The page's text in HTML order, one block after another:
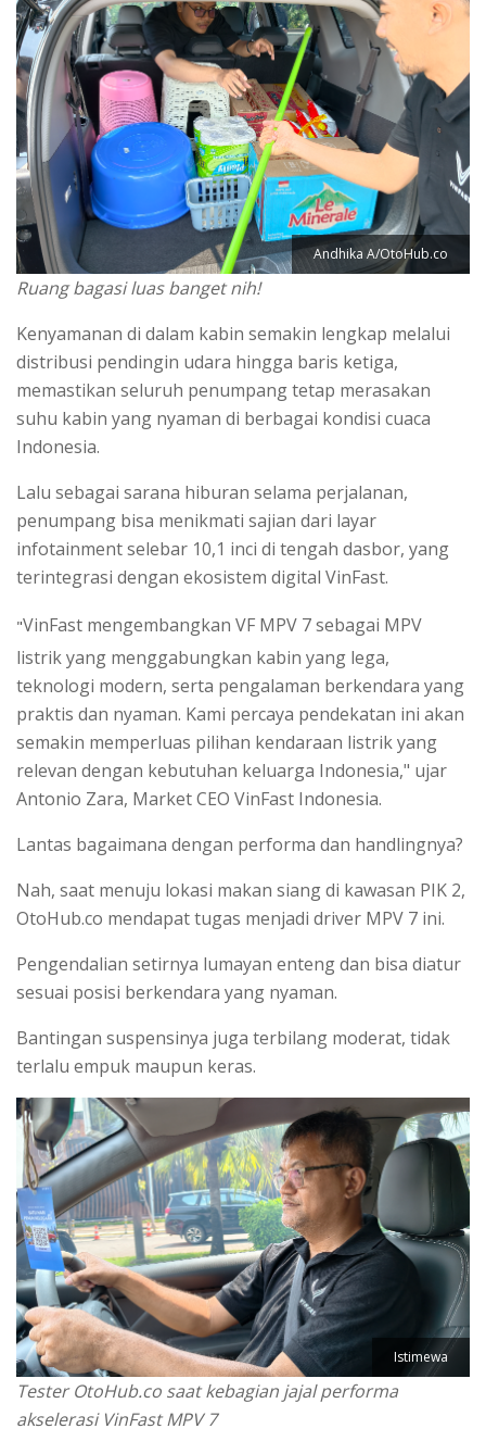
Andhika A/OtoHub.co
Ruang bagasi luas banget nih!
Kenyamanan di dalam kabin semakin lengkap melalui
distribusi pendingin udara hingga baris ketiga,
memastikan seluruh penumpang tetap merasakan
suhu kabin yang nyaman di berbagai kondisi cuaca
Indonesia.
Lalu sebagai sarana hiburan selama perjalanan,
penumpang bisa menikmati sajian dari layar
infotainment selebar 10,1 inci di tengah dasbor, yang
terintegrasi dengan ekosistem digital VinFast.
"VinFast mengembangkan VF MPV 7 sebagai MPV
listrik yang menggabungkan kabin yang lega,
teknologi modern, serta pengalaman berkendara yang
praktis dan nyaman. Kami percaya pendekatan ini akan
semakin memperluas pilihan kendaraan listrik yang
relevan dengan kebutuhan keluarga Indonesia," ujar
Antonio Zara, Market CEO VinFast Indonesia.
Lantas bagaimana dengan performa dan handlingnya?
Nah, saat menuju lokasi makan siang di kawasan PIK 2,
OtoHub.co mendapat tugas menjadi driver MPV 7 ini.
Pengendalian setirnya lumayan enteng dan bisa diatur
sesuai posisi berkendara yang nyaman.
Bantingan suspensinya juga terbilang moderat, tidak
terlalu empuk maupun keras.
Istimewa
Tester OtoHub.co saat kebagian jajal performa
akselerasi VinFast MPV 7